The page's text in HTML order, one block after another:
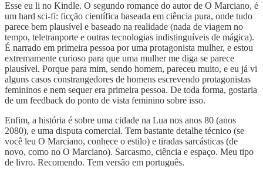
Esse eu li no Kindle. O segundo romance do autor de O Marciano, é
um hard sci-fi: ficção científica baseada em ciência pura, onde tudo
parece bem plausível e baseado na realidade (nada de viagem no
tempo, teletranporte e outras tecnologias indistinguíveis de mágica).
É narrado em primeira pessoa por uma protagonista mulher, e estou
extremamente curioso para que uma mulher me diga se parece
plausível. Porque para mim, sendo homem, pareceu muito, e eu já vi
alguns casos constrangedores de homens escrevendo protagonistas
femininos e nem sequer era primeira pessoa. De toda forma, gostaria
de um feedback do ponto de vista feminino sobre isso.
Enfim, a história é sobre uma cidade na Lua nos anos 80 (anos
2080), e uma disputa comercial. Tem bastante detalhe técnico (se
você leu O Marciano, conhece o estilo) e tiradas sarcásticas (de
novo, como no O Marciano). Sarcasmo, ciência e espaço. Meu tipo
de livro. Recomendo. Tem versão em português.